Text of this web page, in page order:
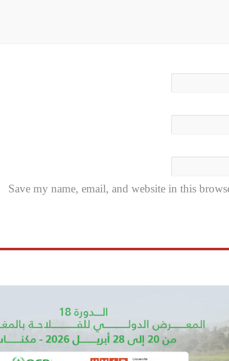
Save my name, email, and website in this